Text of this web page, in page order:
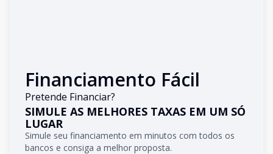
Financiamento Fácil
Pretende Financiar?
SIMULE AS MELHORES TAXAS EM UM SÓ
LUGAR
Simule seu financiamento em minutos com todos os
bancos e consiga a melhor proposta.